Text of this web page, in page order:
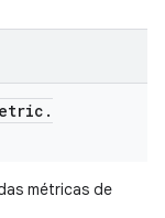
.
métricas de